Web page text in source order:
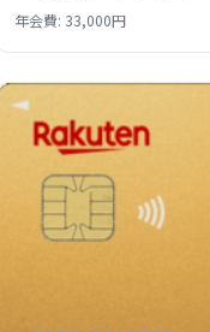
年会費: 33,000円